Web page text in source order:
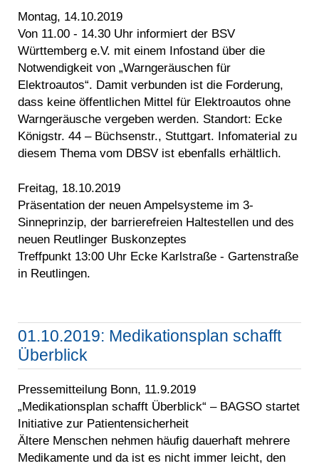
Montag, 14.10.2019
Von 11.00 - 14.30 Uhr informiert der BSV
Württemberg e.V. mit einem Infostand über die
Notwendigkeit von „Warngeräuschen für
Elektroautos“. Damit verbunden ist die Forderung,
dass keine öffentlichen Mittel für Elektroautos ohne
Warngeräusche vergeben werden. Standort: Ecke
Königstr. 44 – Büchsenstr., Stuttgart. Infomaterial zu
diesem Thema vom DBSV ist ebenfalls erhältlich.
Freitag, 18.10.2019
Präsentation der neuen Ampelsysteme im 3-
Sinneprinzip, der barrierefreien Haltestellen und des
neuen Reutlinger Buskonzeptes
Treffpunkt 13:00 Uhr Ecke Karlstraße - Gartenstraße
in Reutlingen.
01.10.2019: Medikationsplan schafft
Überblick
Pressemitteilung Bonn, 11.9.2019
„Medikationsplan schafft Überblick“ – BAGSO startet
Initiative zur Patientensicherheit
Ältere Menschen nehmen häufig dauerhaft mehrere
Medikamente und da ist es nicht immer leicht, den